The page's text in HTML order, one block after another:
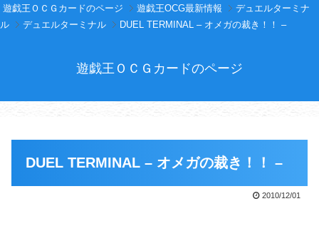
遊戯王ＯＣＧカードのページ 遊戯王OCG最新情報
デュエルターミナ
ル
デュエルターミナル DUEL TERMINAL – オメガの裁き！！ –
遊戯王ＯＣＧカードのページ
DUEL TERMINAL – オメガの裁き！！ –
2010/12/01